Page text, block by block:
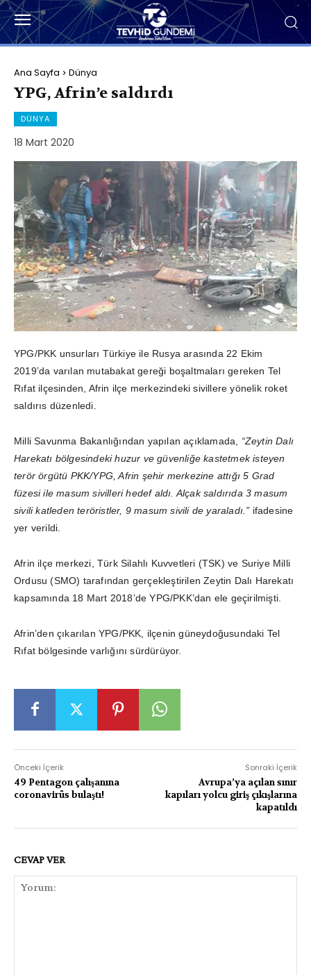
Ana Sayfa Dünya
YPG, Afrin’e saldırdı
DÜNYA
18 Mart 2020
YPG/PKK unsurları Türkiye ile Rusya arasında 22 Ekim
2019’da varılan mutabakat gereği boşaltmaları gereken Tel
Rıfat ilçesinden, Afrin ilçe merkezindeki sivillere yönelik roket
saldırıs düzenledi.
Milli Savunma Bakanlığından yapılan açıklamada, “Zeytin Dalı
Harekatı bölgesindeki huzur ve güvenliğe kastetmek isteyen
terör örgütü PKK/YPG, Afrin şehir merkezine attığı 5 Grad
füzesi ile masum sivilleri hedef aldı. Alçak saldırıda 3 masum
sivili katleden teröristler, 9 masum sivili de yaraladı.” ifadesine
yer verildi.
Afrin ilçe merkezi, Türk Silahlı Kuvvetleri (TSK) ve Suriye Milli
Ordusu (SMO) tarafından gerçekleştirilen Zeytin Dalı Harekatı
kapsamında 18 Mart 2018’de YPG/PKK’dan ele geçirilmişti.
Afrin’den çıkarılan YPG/PKK, ilçenin güneydoğusundaki Tel
Rıfat bölgesinde varlığını sürdürüyor.
Önceki İçerik
49 Pentagon çalışanına
coronavirüs bulaştı!
Sonraki İçerik
Avrupa’ya açılan sınır
kapıları yolcu giriş çıkışlarına
kapatıldı
CEVAP VER